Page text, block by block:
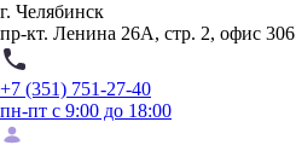
г. Челябинск
пр-кт. Ленина 26А, стр. 2, офис 306
+7 (351) 751-27-40
пн-пт с 9:00 до 18:00